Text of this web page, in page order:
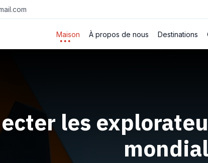
Maison À propos de nous Destinations
les